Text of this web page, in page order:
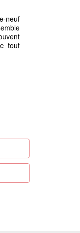
neuf
tout